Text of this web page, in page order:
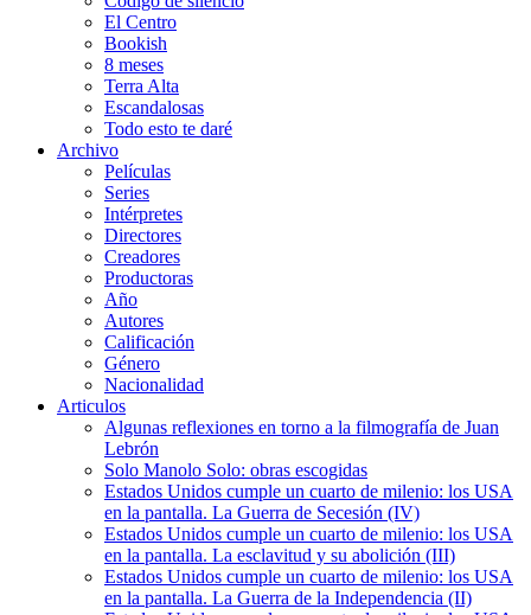
El Centro
Bookish
8 meses
Terra Alta
Escandalosas
Todo esto te daré
Archivo
Películas
Series
Intérpretes
Directores
Creadores
Productoras
Año
Autores
Calificación
Género
Nacionalidad
Articulos
Algunas reflexiones en torno a la filmografía de Juan
Lebrón
Solo Manolo Solo: obras escogidas
Estados Unidos cumple un cuarto de milenio: los USA
en la pantalla. La Guerra de Secesión (IV)
Estados Unidos cumple un cuarto de milenio: los USA
en la pantalla. La esclavitud y su abolición (III)
Estados Unidos cumple un cuarto de milenio: los USA
en la pantalla. La Guerra de la Independencia (II)